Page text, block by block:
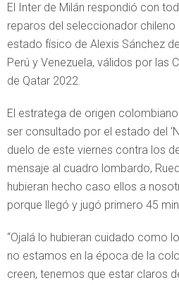
El Inter de Milán respondió con
reparos del seleccionador chileno
estado físico de Alexis Sánchez
Perú y Venezuela, válidos por las
de Qatar 2022.
El estratega de origen
ser consultado por el estado del
duelo de este viernes contra los
mensaje al cuadro lombardo,
hubieran hecho caso ellos a
porque llegó y jugó primero 45
“Ojalá lo hubieran cuidado como
no estamos en la época de la
creen, tenemos que estar claros